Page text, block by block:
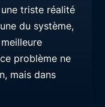
triste réalité
du système,
problème ne
mais dans